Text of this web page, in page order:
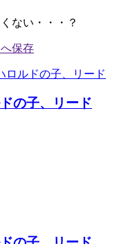
ない・・・？
の子、リード